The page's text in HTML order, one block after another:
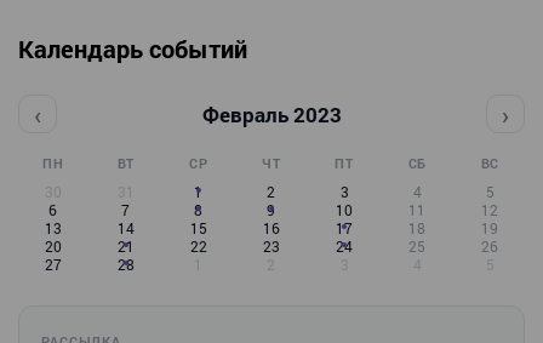
Календарь событий
‹ Февраль 2023 ›
ПН ВТ СР ЧТ ПТ СБ ВС
30 31 1 2 3 4
5
6
7 8 9 10 11
12
13
14 15 16 17 18
19
20
21 22 23 24 25
26
27
28 1 2 3 4 5